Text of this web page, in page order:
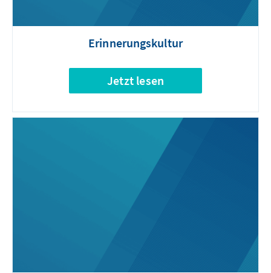
Erinnerungskultur
Jetzt lesen